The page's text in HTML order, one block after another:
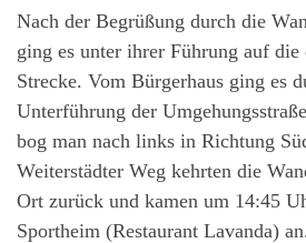
Nach der Begrüßung durch die
ging es unter ihrer Führung auf
Strecke. Vom Bürgerhaus ging es
Unterführung der
bog man nach links in Richtung
Weiterstädter Weg kehrten die
Ort zurück und kamen um 14:45
Sportheim (Restaurant Lavanda)